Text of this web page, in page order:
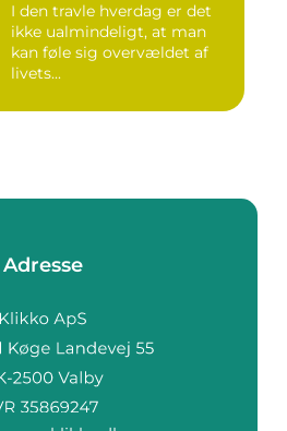
I den travle hverdag er det
ikke ualmindeligt, at man
kan føle sig overvældet af
livets...
Adresse